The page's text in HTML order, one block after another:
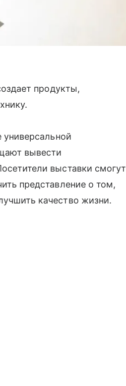
продукты,
вывести
выставки смогут
представление о том,
качество жизни.